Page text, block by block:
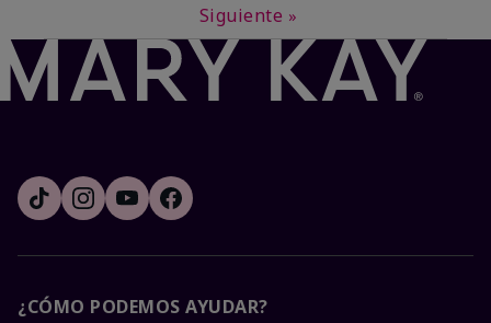
Siguiente »
¿CÓMO PODEMOS AYUDAR?